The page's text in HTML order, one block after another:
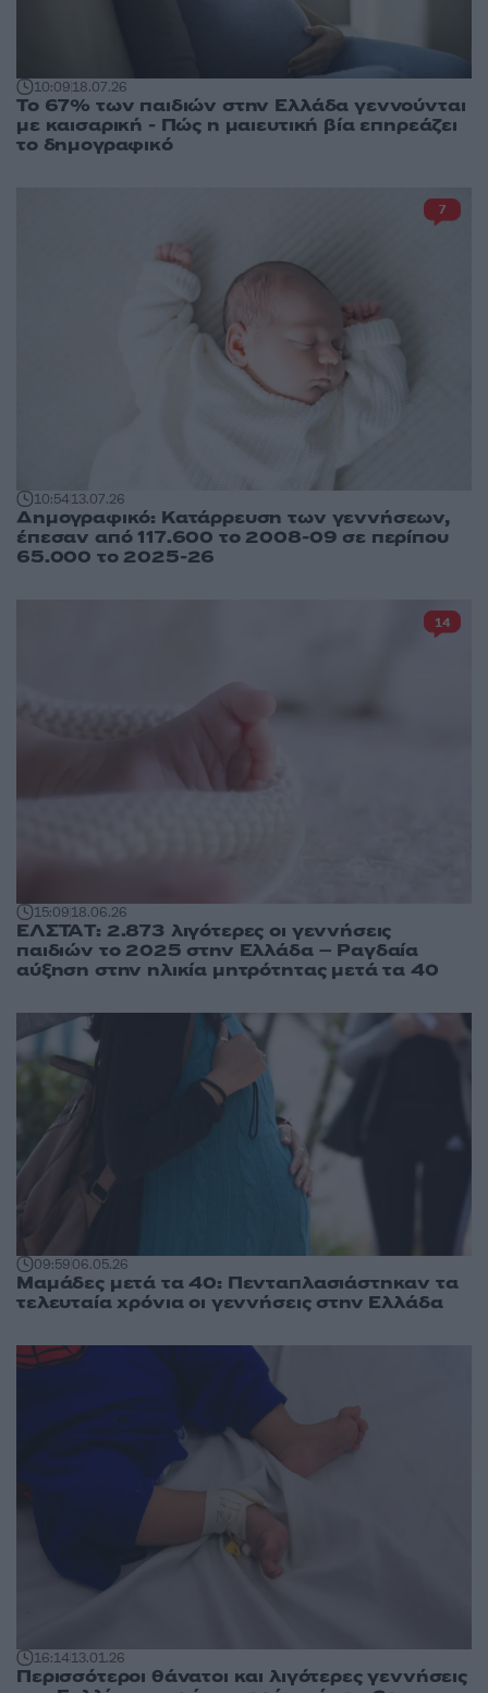
10:0918.07.26
Το 67% των παιδιών στην Ελλάδα γεννούνται
με καισαρική - Πώς η μαιευτική βία επηρεάζει
το δημογραφικό
10:5413.07.26
Δημογραφικό: Κατάρρευση των γεννήσεων,
έπεσαν από 117.600 το 2008-09 σε περίπου
65.000 το 2025-26
7
15:0918.06.26
ΕΛΣΤΑT: 2.873 λιγότερες οι γεννήσεις
παιδιών το 2025 στην Ελλάδα – Ραγδαία
αύξηση στην ηλικία μητρότητας μετά τα 40
14
09:5906.05.26
Μαμάδες μετά τα 40: Πενταπλασιάστηκαν τα
τελευταία χρόνια οι γεννήσεις στην Ελλάδα
16:1413.01.26
Περισσότεροι θάνατοι και λιγότερες γεννήσεις